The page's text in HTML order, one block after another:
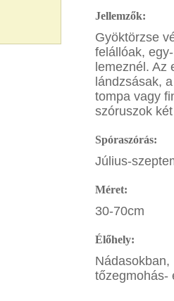
Jellemzők:
Gyöktörzse
felállóak,
lemeznél. Az
lándzsásak,
tompa vagy
szóruszok
Spóraszórás:
Július-
Méret:
30-70cm
Élőhely:
tőzegmohás-